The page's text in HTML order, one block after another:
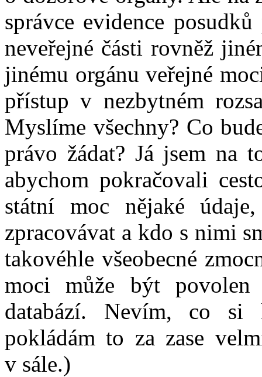
správce evidence
neveřejné části rovněž
jinému orgánu veřejné
přístup v nezbytném
Myslíme všechny? Co
právo žádat? Já jsem na
abychom pokračovali
státní moc nějaké
zpracovávat a kdo s nimi
takovéhle všeobecné
moci může být povolen
databází. Nevím, co si
pokládám to za zase
v sále.)